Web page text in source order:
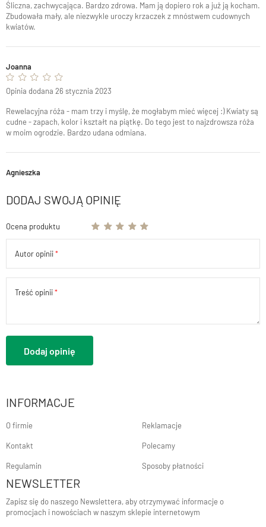
Śliczna, zachwycająca. Bardzo zdrowa. Mam ją dopiero rok a już ją kocham.
Zbudowała mały, ale niezwykle uroczy krzaczek z mnóstwem cudownych
kwiatów.
Joanna
Rewelacyjna róża - mam trzy i myślę, że mogłabym mieć więcej :) Kwiaty są
cudne - zapach, kolor i kształt na piątkę. Do tego jest to najzdrowsza róża
w moim ogrodzie. Bardzo udana odmiana.
Agnieszka
Opinia dodana 26 stycznia 2023
DODAJ SWOJĄ OPINIĘ
Ocena produktu
Autor opinii
Treść opinii
Dodaj opinię
INFORMACJE
O firmie
Kontakt
Regulamin
Reklamacje
Polecamy
Sposoby płatności
NEWSLETTER
Zapisz się do naszego Newslettera, aby otrzymywać informacje o
promocjach i nowościach w naszym sklepie internetowym